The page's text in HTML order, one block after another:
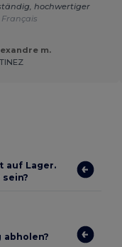
hochwertiger
m.
auf Lager.